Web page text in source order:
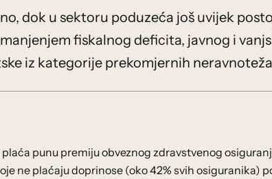
dok u sektoru poduzeća još uvijek
fiskalnog deficita, javnog i
iz kategorije prekomjernih
punu premiju obveznog zdravstvenog
ne plaćaju doprinose (oko 42% svih osiguranika)